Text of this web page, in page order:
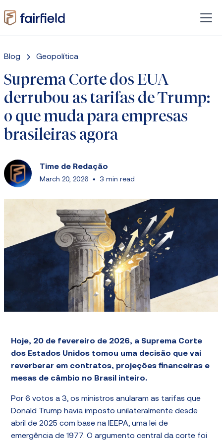
Blog Geopolítica
Suprema Corte dos EUA
derrubou as tarifas de Trump:
o que muda para empresas
brasileiras agora
Time de Redação
March 20, 2026 • 3 min read
Hoje, 20 de fevereiro de 2026, a Suprema Corte
dos Estados Unidos tomou uma decisão que vai
reverberar em contratos, projeções financeiras e
mesas de câmbio no Brasil inteiro.
Por 6 votos a 3, os ministros anularam as tarifas que
Donald Trump havia imposto unilateralmente desde
abril de 2025 com base na IEEPA, uma lei de
emergência de 1977. O argumento central da corte foi